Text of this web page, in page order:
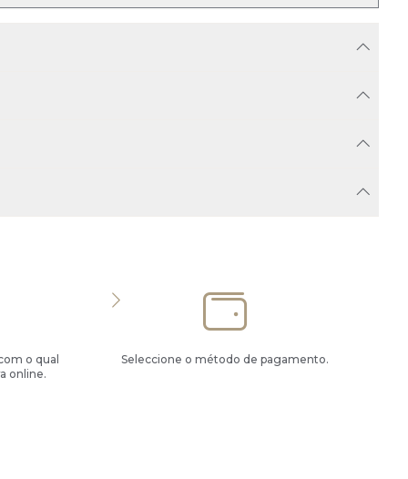
o qual
online.
Seleccione o método de pagamento.